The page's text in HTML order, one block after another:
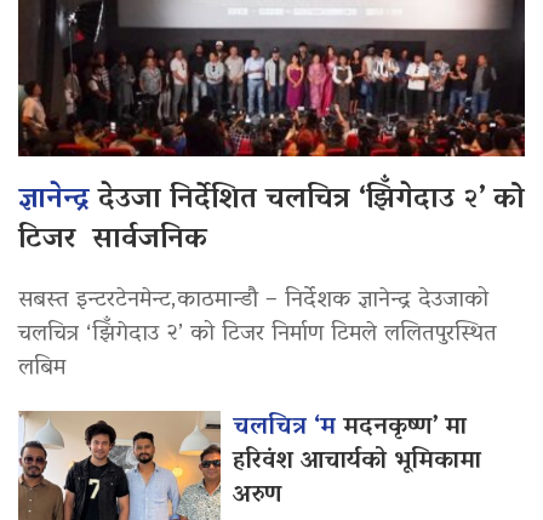
ज्ञानेन्द्रदेउजा निर्देशित चलचित्र ‘झिँगेदाउ २’ को
टिजर सार्वजनिक
सबस्त इन्टरटेनमेन्ट,काठमान्डौ – निर्देशक ज्ञानेन्द्र देउजाको
चलचित्र ‘झिँगेदाउ २’ को टिजर निर्माण टिमले ललितपुरस्थित
लबिम
चलचित्र ‘ममदनकृष्ण’ मा
हरिवंश आचार्यको भूमिकामा
अरुण